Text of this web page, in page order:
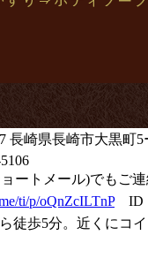
長崎県長崎市大黒町
ートメール)でもご連
ti/p/oQnZcILTnPID：
徒歩5分。近くにコ